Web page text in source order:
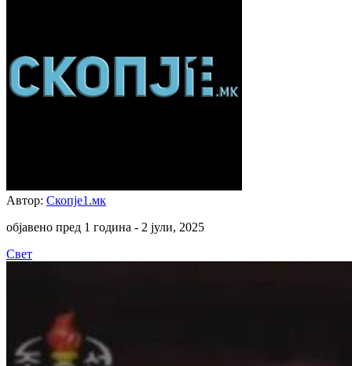
Автор: Скопје1.мк
објавено пред 1 година - 2 јули, 2025
Свет